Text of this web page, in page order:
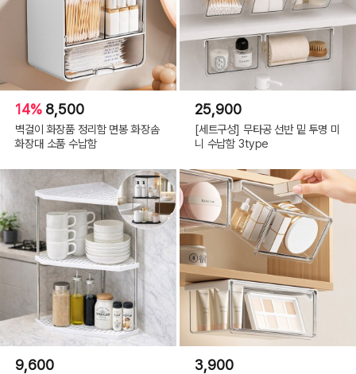
14% 8,500
벽걸이 화장품 정리함 면봉 화장솜
화장대 소품 수납함
25,900
[세트구성] 무타공 선반 밑 투명 미
니 수납함 3type
9,600 3,900